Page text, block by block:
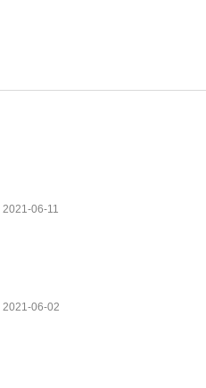
2021-06-11
2021-06-02